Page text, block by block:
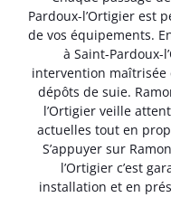
Pardoux-l’Ortigier est
de vos équipements.
à Saint-Pardoux-
intervention
dépôts de suie.
l’Ortigier veille
actuelles tout en
S’appuyer sur
l’Ortigier c’est
installation et en